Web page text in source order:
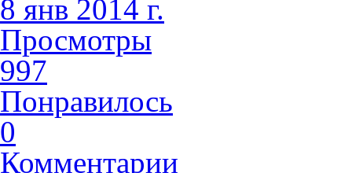
8 янв 2014 г.
Просмотры
997
Понравилось
0
Комментарии